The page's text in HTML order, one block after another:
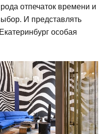
отпечаток времени и
И представлять
особая